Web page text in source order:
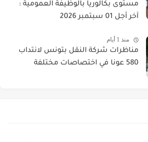
مستوى بكالوريا بالوظيفة العمومية :
آخر أجل 01 سبتمبر 2026
منذ 1 أيام
مناظرات شركة النقل بتونس لانتداب
580 عونا في اختصاصات مختلفة